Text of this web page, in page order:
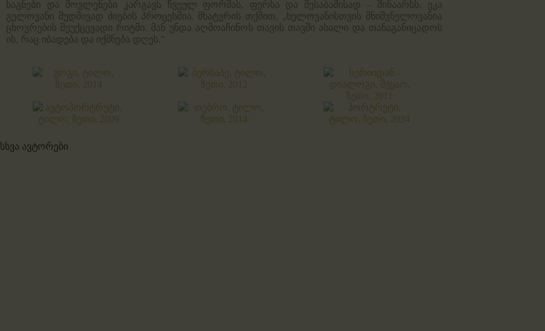
საგნები და მოვლენები კარგავს ჩვეულ ფორმას, ფერსა და შესაბამისად – შინაარსს. ეკა
გელოვანი მუდმივად ძიების პროცესშია. მხატვრის თქმით, „ხელოვანისთვის მნიშვნელოვანია
ცხოვრების შეუქცევადი რიტმი. მან უნდა აღმოაჩინოს თავის თავში ახალი და თანაგანიცადოს
ის, რაც იბადება და იქმნება დღეს.”
სხვა ავტორები